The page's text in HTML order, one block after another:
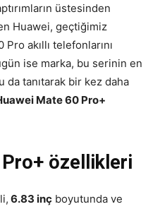
üstesinden
Huawei, geçtiğimiz
Pro akıllı telefonlarını
ise marka, bu serinin en
da tanıtarak bir kez daha
Mate 60 Pro+
özellikleri
6.83 inç boyutunda ve